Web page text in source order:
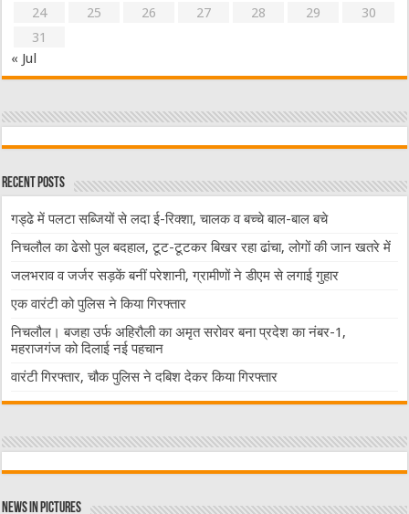
24
25 26 27 28 29
30
31
« Jul
Recent Posts
गड्ढे में पलटा सब्जियों से लदा ई-रिक्शा, चालक व बच्चे बाल-बाल बचे
निचलौल का ढेसो पुल बदहाल, टूट-टूटकर बिखर रहा ढांचा, लोगों की जान खतरे में
जलभराव व जर्जर सड़कें बनीं परेशानी, ग्रामीणों ने डीएम से लगाई गुहार
एक वारंटी को पुलिस ने किया गिरफ्तार
निचलौल। बजहा उर्फ अहिरौली का अमृत सरोवर बना प्रदेश का नंबर-1,
महराजगंज को दिलाई नई पहचान
वारंटी गिरफ्तार, चौक पुलिस ने दबिश देकर किया गिरफ्तार
News in Pictures